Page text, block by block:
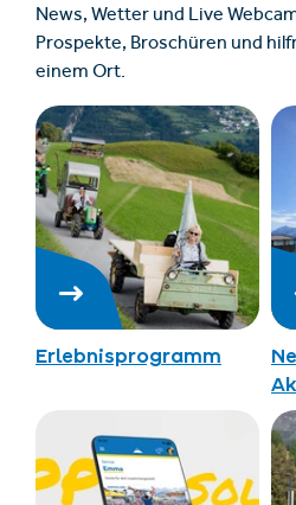
News, Wetter und Live
Prospekte, Broschüren und
einem Ort.
Erlebnisprogramm